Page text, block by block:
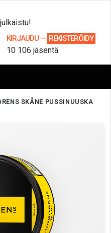
KIRJAUDU — REKISTERÖIDY
10 106 jäsentä.
SKÅNE PUSSINUUSKA